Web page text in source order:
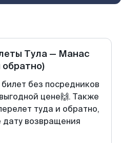
Тула— Манас
обратно)
без посредников
цене🙌. Также
туда и обратно,
дату возвращения